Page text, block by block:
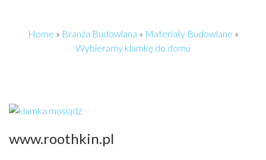
Home » Branża Budowlana » Materiały Budowlane »
Wybieramy klamkę do domu
www.roothkin.pl